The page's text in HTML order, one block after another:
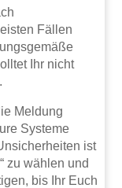
Fällen
Ihr nicht
Meldung
Systeme
ist
zu wählen und
bis Ihr Euch